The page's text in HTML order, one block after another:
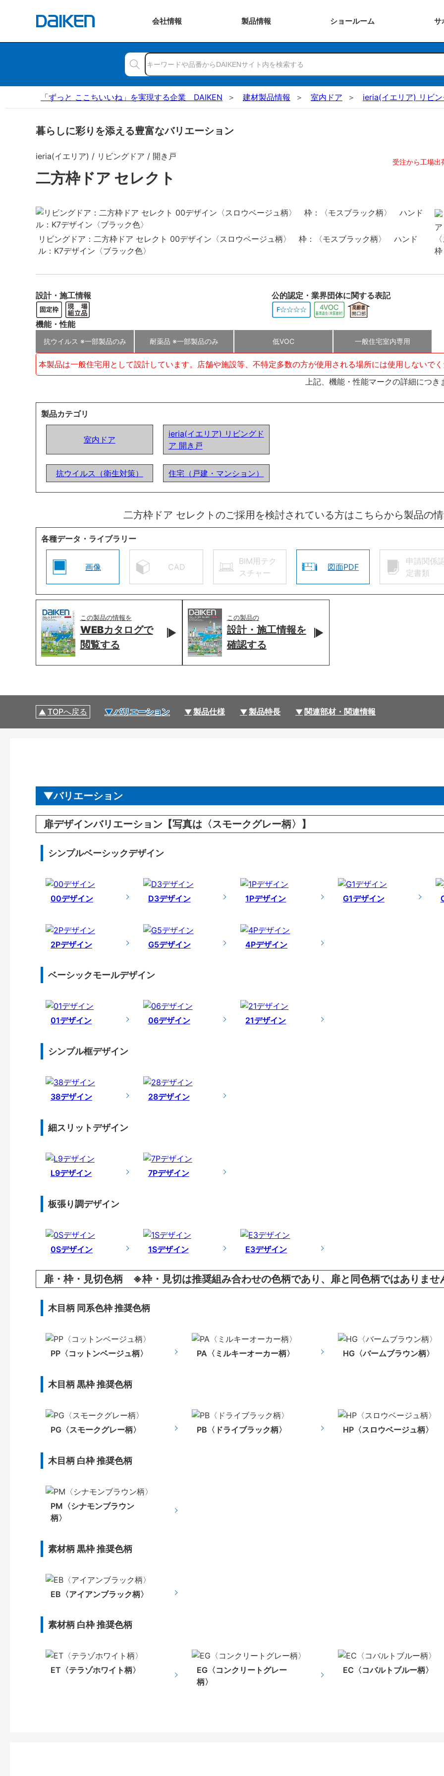
会社情報 製品情報 ショールーム サ
「ずっと ここちいいね」を実現する企業 DAIKEN 建材製品情報 室内ドア ieria(イエリア) リビ
暮らしに彩りを添える豊富なバリエーション
ieria(イエリア) / リビングドア / 開き戸
二方枠ドア セレクト
受注から工場出
リビングドア：二方枠ドア セレクト 00デザイン〈スロウベージュ柄〉 枠：〈モスブラック柄〉 ハンド
ル：K7デザイン〈ブラック色〉
設計・施工情報 公的認定・業界団体に関する表記
機能・性能
抗ウイルス ※一部製品のみ 耐薬品 ※一部製品のみ 低VOC 一般住宅室内専用
本製品は一般住宅用として設計しています。店舗や施設等、不特定多数の方が使用される場所には使用しないで
上記、機能・性能マークの詳細につき
製品カテゴリ
室内ドア
ieria(イエリア) リビングド
ア 開き戸
抗ウイルス（衛生対策） 住宅（戸建・マンション）
二方枠ドア セレクトのご採用を検討されている方はこちらから製品の
各種データ・ライブラリー
画像 CAD
BIM用テク
スチャー
図面PDF
申請関係
定書類
この製品の情報を
WEBカタログで
閲覧する
この製品の
設計・施工情報を
確認する
TOPへ戻る バリエーション 製品仕様 製品特長 関連部材・関連情報
バリエーション
扉デザインバリエーション【写真は〈スモークグレー柄〉】
シンプルベーシックデザイン
00デザイン D3デザイン 1Pデザイン G1デザイン
2Pデザイン G5デザイン 4Pデザイン
ベーシックモールデザイン
01デザイン 06デザイン 21デザイン
シンプル框デザイン
38デザイン 28デザイン
細スリットデザイン
L9デザイン 7Pデザイン
板張り調デザイン
0Sデザイン 1Sデザイン E3デザイン
扉・枠・見切色柄 ※枠・見切は推奨組み合わせの色柄であり、扉と同色柄ではありませ
木目柄 同系色枠 推奨色柄
PP〈コットンベージュ柄〉 PA〈ミルキーオーカー柄〉 HG〈バームブラウン柄〉
木目柄 黒枠 推奨色柄
PG〈スモークグレー柄〉 PB〈ドライブラック柄〉 HP〈スロウベージュ柄〉
木目柄 白枠 推奨色柄
PM〈シナモンブラウン
柄〉
素材柄 黒枠 推奨色柄
EB〈アイアンブラック柄〉
素材柄 白枠 推奨色柄
ET〈テラゾホワイト柄〉
EG〈コンクリートグレー
柄〉
EC〈コバルトブルー柄〉